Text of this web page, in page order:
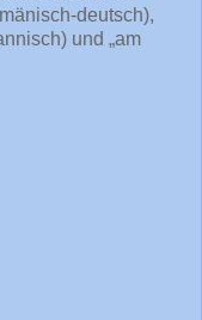
deutsch),
und „am